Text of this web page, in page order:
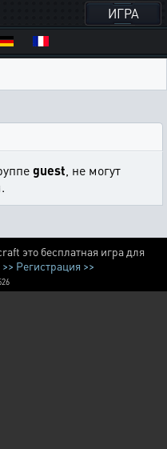
ИГРА
guest , не могут
это бесплатная игра для
Регистрация >>